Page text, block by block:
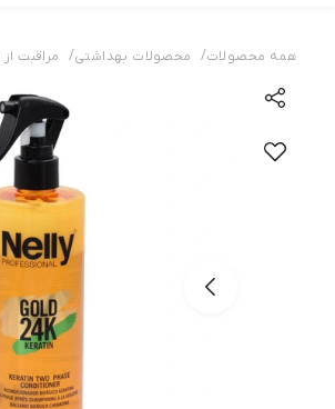
همه محصولات/ محصولات بهداشتی/ مراقبت